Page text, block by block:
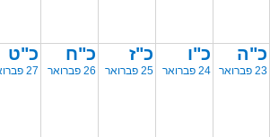
כ"ה
23 פברואר
כ"ו
24 פברואר
כ"ז
25 פברואר
כ"ח
26 פברואר
כ"ט
27 פברואר